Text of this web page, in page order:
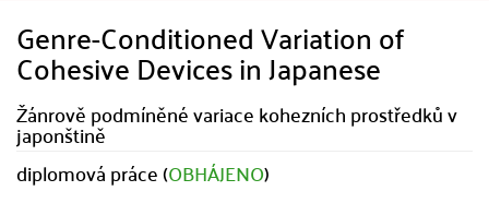
Genre-Conditioned Variation of
Cohesive Devices in Japanese
Žánrově podmíněné variace kohezních prostředků v
japonštině
diplomová práce (OBHÁJENO)